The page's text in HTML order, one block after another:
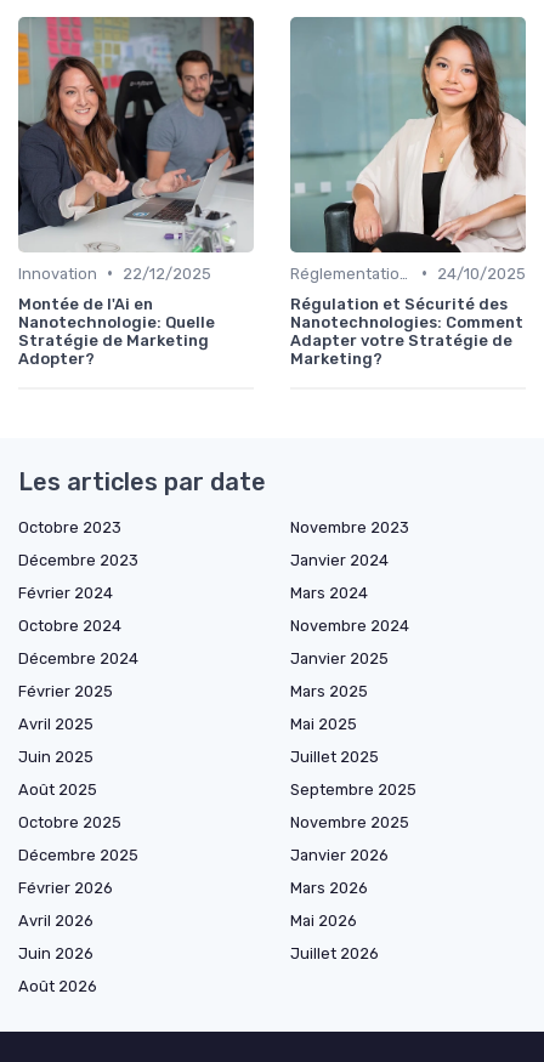
Innovation •
22/12/2025
Montée de l'Ai en
Nanotechnologie: Quelle
Stratégie de Marketing
Adopter?
•
24/10/2025
Régulation et Sécurité des
Nanotechnologies: Comment
Adapter votre Stratégie de
Marketing?
Les articles par date
Octobre 2023
Novembre 2023
Décembre 2023
Janvier 2024
Février 2024
Mars 2024
Octobre 2024
Novembre 2024
Décembre 2024
Janvier 2025
Février 2025
Mars 2025
Avril 2025
Mai 2025
Juin 2025
Juillet 2025
Août 2025
Septembre 2025
Octobre 2025
Novembre 2025
Décembre 2025
Janvier 2026
Février 2026
Mars 2026
Avril 2026
Mai 2026
Juin 2026
Juillet 2026
Août 2026